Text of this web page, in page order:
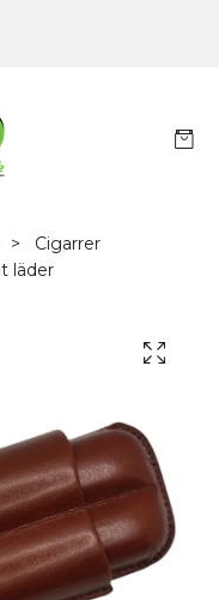
Cigarrer
läder